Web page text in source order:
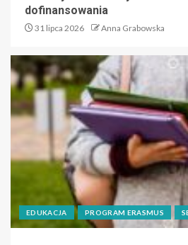
dofinansowania
31 lipca 2026 Anna Grabowska
EDUKACJA PROGRAM ERASMUS